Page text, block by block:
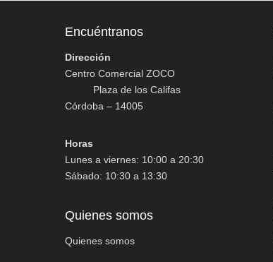
Encuéntranos
Dirección
Centro Comercial ZOCO
Plaza de los Califas
Córdoba – 14005
Horas
Lunes a viernes: 10:00 a 20:30
Sábado: 10:30 a 13:30
Quienes somos
Quienes somos